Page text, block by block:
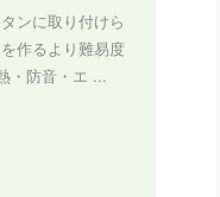
ンに取り付けら
作るより難易度
・防音・エ ...